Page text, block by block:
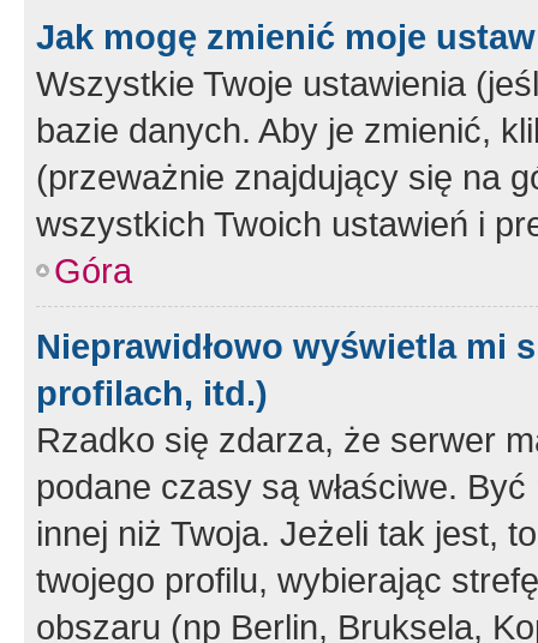
Jak mogę zmienić moje
Wszystkie Twoje ustawienia
bazie danych. Aby je zmienić,
(przeważnie znajdujący się na
wszystkich Twoich ustawień i
Góra
Nieprawidłowo wyświetla mi
profilach, itd.)
Rzadko się zdarza, że serwer
podane czasy są właściwe.
innej niż Twoja. Jeżeli tak jest,
twojego profilu, wybierając
obszaru (np Berlin, Bruksela,